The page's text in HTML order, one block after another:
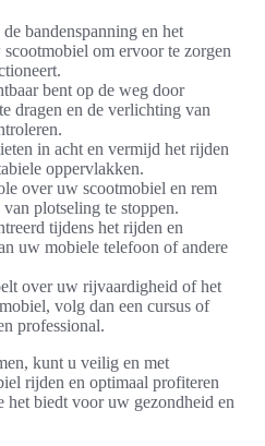
bandenspanning en het
om ervoor te zorgen
bent op de weg door
dragen en de verlichting van
in acht en vermijd het rijden
oppervlakken.
over uw scootmobiel en rem
plotseling te stoppen.
tijdens het rijden en
uw mobiele telefoon of andere
over uw rijvaardigheid of het
volg dan een cursus of
professional.
kunt u veilig en met
rijden en optimaal profiteren
het biedt voor uw gezondheid en